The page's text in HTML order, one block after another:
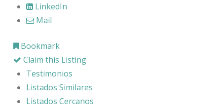
LinkedIn
Mail
Bookmark
Claim this Listing
Testimonios
Listados Similares
Listados Cercanos